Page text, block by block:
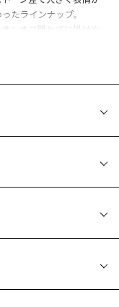
たラインナップ。
ンオフ問わずに掛けや
プを配し、さりげない
サイズ感になっていま
る場合がございます。
知りたい方へ